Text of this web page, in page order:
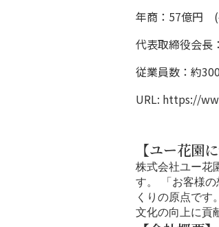
年商：57億円 (
代表取締役会
従業員数：約
URL: https://
【ユー花園
株式会社ユー花
す。 「お客様
くりの原点です
文化の向上に貢